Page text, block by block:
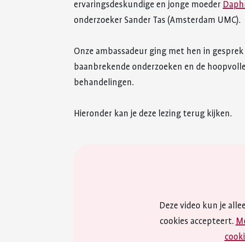
ervaringsdeskundige en jonge moeder
onderzoeker Sander Tas (Amsterdam UMC).
Onze ambassadeur ging met hen in
baanbrekende onderzoeken en de
behandelingen.
Hieronder kan je deze lezing terug kijken.
Deze video kun je
cookies accepteert.